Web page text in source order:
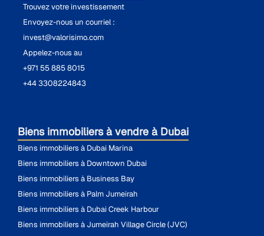
Trouvez votre investissement
Envoyez-nous un courriel :
invest@valorisimo.com
Appelez-nous au
+971 55 885 8015
+44 3308224843
Biens immobiliers à vendre à Dubai
Biens immobiliers à Dubai Marina
Biens immobiliers à Downtown Dubai
Biens immobiliers à Business Bay
Biens immobiliers à Palm Jumeirah
Biens immobiliers à Dubai Creek Harbour
Biens immobiliers à Jumeirah Village Circle (JVC)